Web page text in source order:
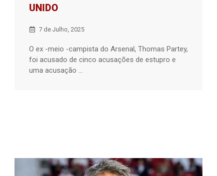
UNIDO
7 de Julho, 2025
O ex -meio -campista do Arsenal, Thomas Partey,
foi acusado de cinco acusações de estupro e
uma acusação ...